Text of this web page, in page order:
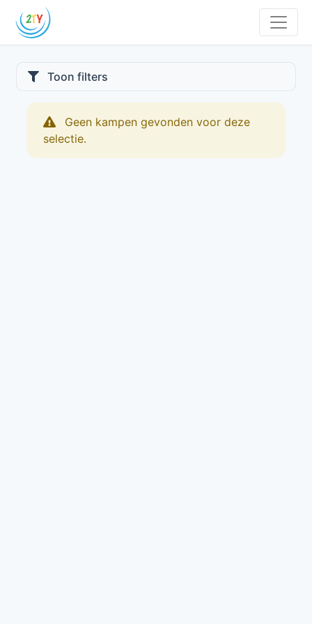
Toon filters
Geen kampen gevonden voor deze
selectie.